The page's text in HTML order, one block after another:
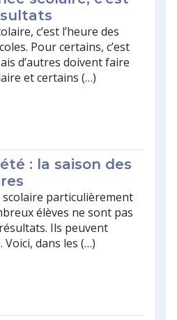
c’est l’heure des
Pour certains, c’est
d’autres doivent faire
et certains (…)
: la saison des
scolaire particulièrement
élèves ne sont pas
Ils peuvent
dans les (…)